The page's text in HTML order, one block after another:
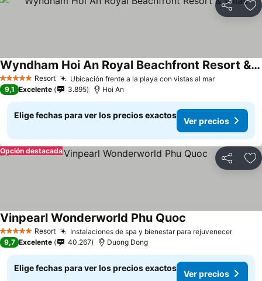
Compartir
5 Estrellas Resort Ubicación frente a la playa con vistas al mar
Wyndham Hoi An Royal Beachfront Resort & Villas
9,1 Excelente 3.895 Hoi An
Elige fechas para ver los precios exactos
Ver precios
Compartir
Opción destacada
5 Estrellas Resort Instalaciones de spa y bienestar para rejuvenecer
Vinpearl Wonderworld Phu Quoc
9,7 Excelente 40.267 Duong Dong
Elige fechas para ver los precios exactos
Ver precios